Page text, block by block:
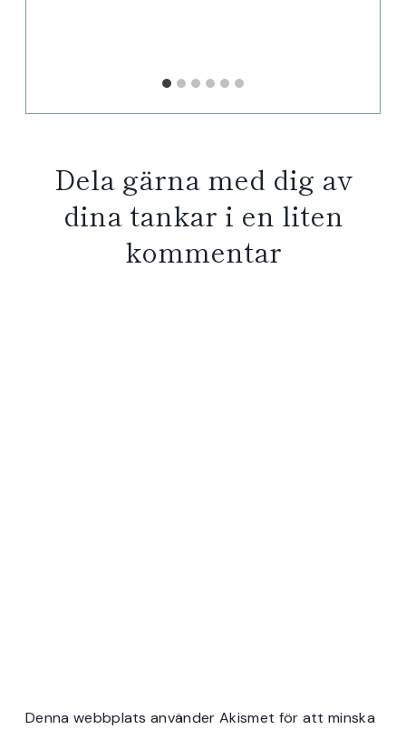
Dela gärna med dig av
dina tankar i en liten
kommentar
Denna webbplats använder Akismet för att minska